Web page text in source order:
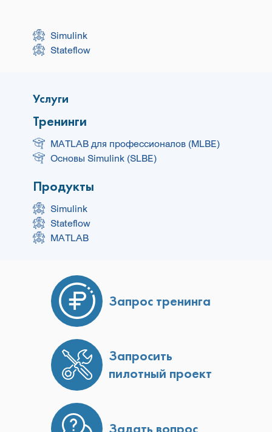
Simulink
Stateflow
Услуги
Тренинги
MATLAB для профессионалов (MLBE)
Основы Simulink (SLBE)
Продукты
Simulink
Stateflow
MATLAB
Запрос тренинга
Запросить
пилотный проект